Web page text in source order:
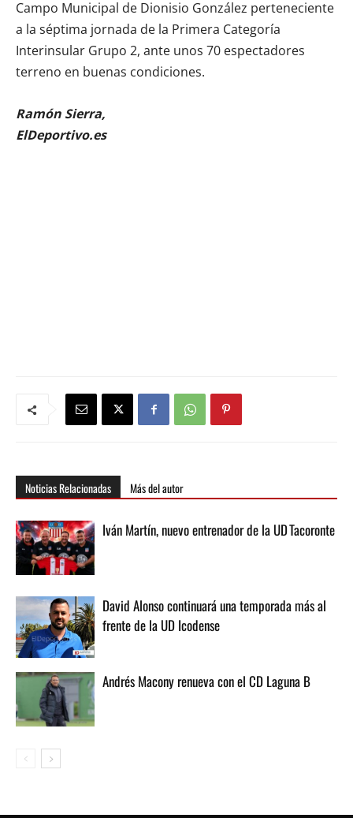
Campo Municipal de Dionisio González perteneciente
a la séptima jornada de la Primera Categoría
Interinsular Grupo 2, ante unos 70 espectadores
terreno en buenas condiciones.
Ramón Sierra,
ElDeportivo.es
Noticias Relacionadas Más del autor
Iván Martín, nuevo entrenador de la UD Tacoronte
David Alonso continuará una temporada más al
frente de la UD Icodense
Andrés Macony renueva con el CD Laguna B